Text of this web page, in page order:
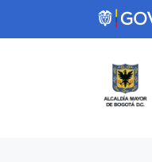
Pasar al contenido